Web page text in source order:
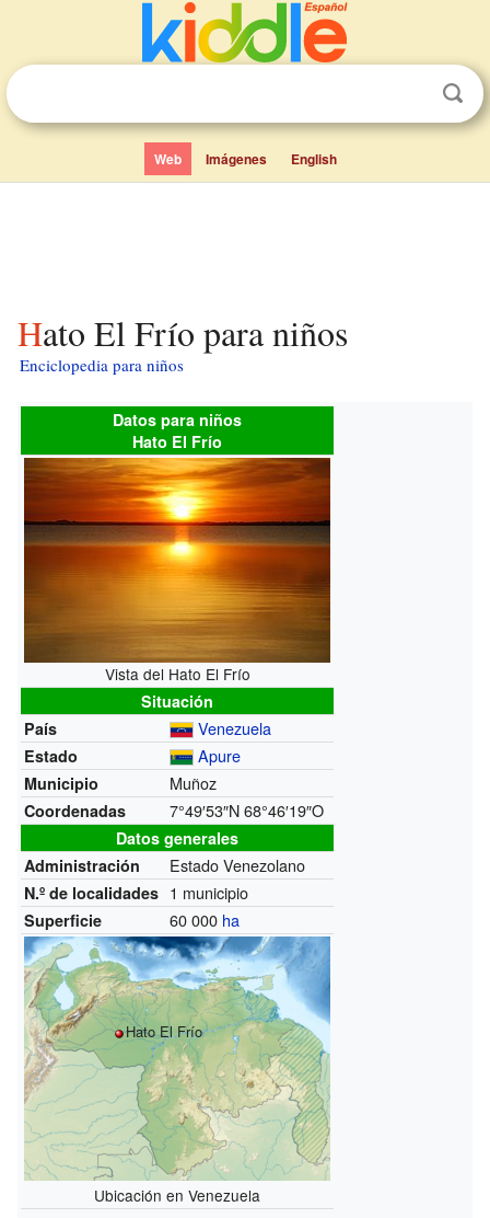
Web Imágenes English
Hato El Frío para niños
Enciclopedia para niños
Datos para niños
Hato El Frío
Vista del Hato El Frío
Situación
País
Venezuela
Estado Apure
Municipio Muñoz
Coordenadas 7°49′53″N68°46′19″O
Datos generales
Administración
Estado Venezolano
N.º de localidades 1 municipio
Superficie 60 000 ha
Hato El Frío
Ubicación en Venezuela